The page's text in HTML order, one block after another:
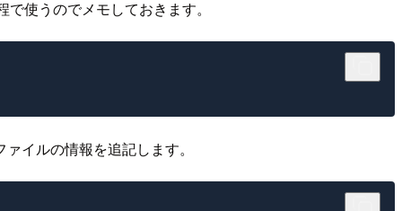
使うのでメモしておきます。
イルの情報を追記します。